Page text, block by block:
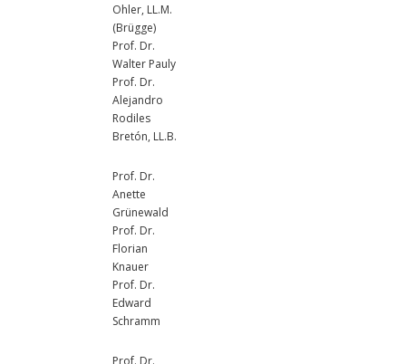
Ohler, LL.M.
(Brügge)
Prof. Dr.
Walter Pauly
Prof. Dr.
Alejandro
Rodiles
Bretón, LL.B.
Prof. Dr.
Anette
Grünewald
Prof. Dr.
Florian
Knauer
Prof. Dr.
Edward
Schramm
Prof. Dr.